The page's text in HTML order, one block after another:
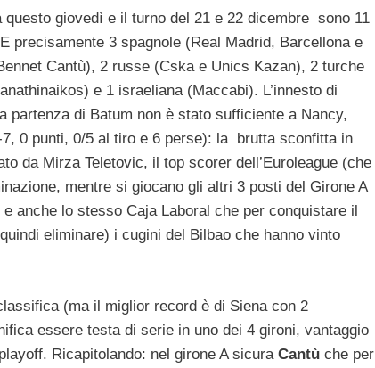
questo giovedì e il turno del 21 e 22 dicembre sono 11
precisamente 3 spagnole (Real Madrid, Barcellona e
Cantù), 2 russe (Cska e Unics Kazan), 2 turche
e 1 israeliana (Maccabi). L’innesto di
partenza di Batum non è stato sufficiente a Nancy,
0 punti, 0/5 al tiro e 6 perse): la brutta sconfitta in
da Mirza Teletovic, il top scorer dell’Euroleague (che
mentre si giocano gli altri 3 posti del Girone A
e anche lo stesso Caja Laboral che per conquistare il
eliminare) i cugini del Bilbao che hanno vinto
(ma il miglior record è di Siena con 2
essere testa di serie in uno dei 4 gironi, vantaggio
Ricapitolando: nel girone A sicura Cantù che per